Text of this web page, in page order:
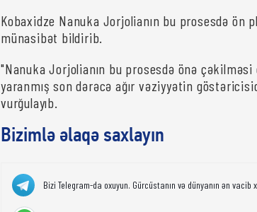
Kobaxidze Nanuka Jorjolianın bu prosesdə ön
münasibət bildirib.
"Nanuka Jorjolianın bu prosesdə önə
yaranmış son dərəcə ağır vəziyyətin
vurğulayıb.
Bizimlə əlaqə saxlayın
Bizi Telegram-da oxuyun. Gürcüstanın və dünyanın ən vacib